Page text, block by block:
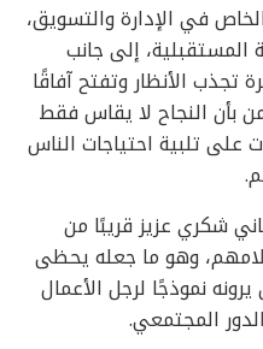
في الإدارة والتسويق،
المستقبلية، إلى جانب
تجذب الأنظار وتفتح آفاقًا
بأن النجاح لا يقاس فقط
على تلبية احتياجات الناس
شكري عزيز قريبًا من
وهو ما جعله يحظى
نموذجًا لرجل الأعمال
المجتمعي.